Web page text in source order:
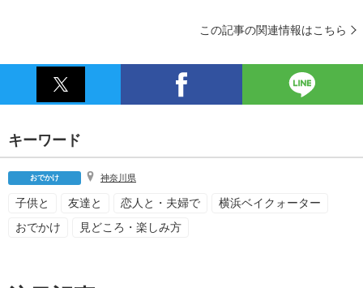
この記事の関連情報はこちら
キーワード
おでかけ 神奈川県
子供と 友達と 恋人と・夫婦で
横浜ベイクォーター
おでかけ
見どころ・楽しみ方